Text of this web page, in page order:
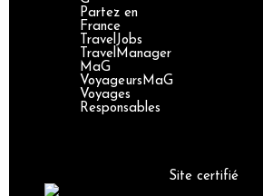
Partez en
France
TravelJobs
TravelManager
MaG
VoyageursMaG
Voyages
Responsables
Site certifié